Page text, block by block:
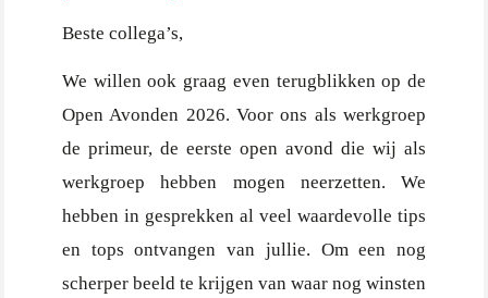
Beste collega’s,
We willen ook graag even terugblikken op de
Open Avonden 2026. Voor ons als werkgroep
de primeur, de eerste open avond die wij als
werkgroep hebben mogen neerzetten. We
hebben in gesprekken al veel waardevolle tips
en tops ontvangen van jullie. Om een nog
scherper beeld te krijgen van waar nog winsten